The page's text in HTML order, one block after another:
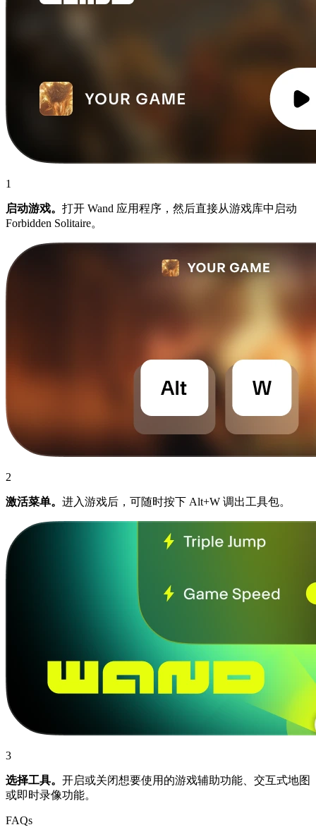
1
启动游戏。 打开 Wand 应用程序，然后直接从游戏库中启动
Forbidden Solitaire。
2
激活菜单。 进入游戏后，可随时按下 Alt+W 调出工具包。
3
选择工具。 开启或关闭想要使用的游戏辅助功能、交互式地图
或即时录像功能。
FAQs